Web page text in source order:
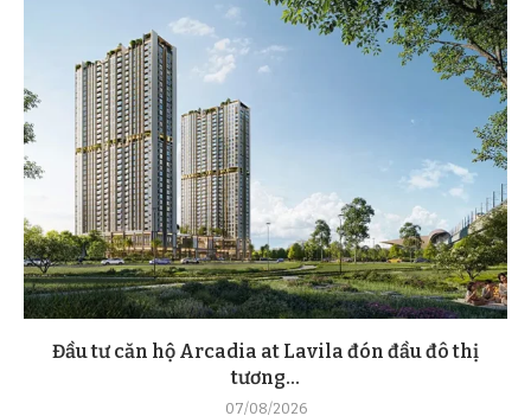
Đầu tư căn hộ Arcadia at Lavila đón đầu đô thị
tương...
07/08/2026